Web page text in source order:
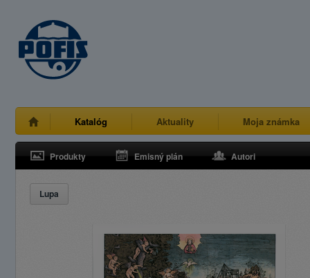
Katalóg Aktuality Moja známka
Produkty Emisný plán Autori
Lupa